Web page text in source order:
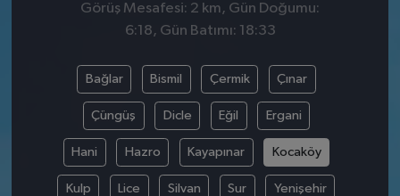
Görüş Mesafesi: 2 km, Gün Doğumu:
6:18, Gün Batımı: 18:33
Bağlar Bismil Çermik Çınar
Çüngüş Dicle Eğil Ergani
Hani Hazro Kayapınar Kocaköy
Kulp Lice Silvan Sur Yenişehir